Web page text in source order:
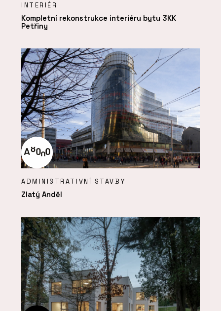
INTERIÉR
Kompletní rekonstrukce interiéru bytu 3KK
Petřiny
ADMINISTRATIVNÍ STAVBY
Zlatý Anděl